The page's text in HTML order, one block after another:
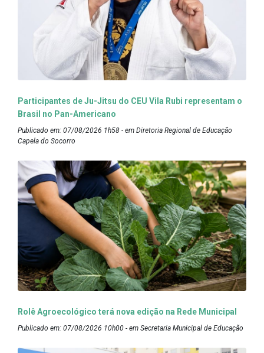
Participantes de Ju-Jitsu do CEU Vila Rubi representam o
Brasil no Pan-Americano
Publicado em: 07/08/2026 1h58 - em Diretoria Regional de Educação
Capela do Socorro
Rolê Agroecológico terá nova edição na Rede Municipal
Publicado em: 07/08/2026 10h00 - em Secretaria Municipal de Educação